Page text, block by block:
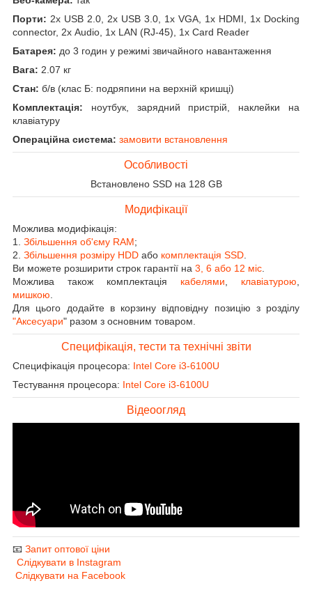
Порти: 2x USB 2.0, 2x USB 3.0, 1x VGA, 1x HDMI, 1x Docking
connector, 2x Audio, 1x LAN (RJ-45), 1x Card Reader
Батарея: до 3 годин у режимі звичайного навантаження
Вага: 2.07 кг
Стан: б/в (клас Б: подряпини на верхній кришці)
Комплектація: ноутбук, зарядний пристрій, наклейки на
клавіатуру
Операційна система: замовити встановлення
Особливості
Встановлено SSD на 128 GB
Модифікації
Можлива модифікація:
1. Збільшення об'єму RAM;
2. Збільшення розміру HDD або комплектація SSD
Ви можете розширити строк гарантії на 3, 6 або 12 міс
Можлива також комплектація кабелями клавіатурою
мишкою
Для цього додайте в корзину відповідну позицію з розділу
"Аксесуари" разом з основним товаром.
Специфікація, тести та технічні звіти
Специфікація процесора: Intel Core i3-6100U
Тестування процесора: Intel Core i3-6100U
Відеоогляд
📧 Запит оптової ціни
Слідкувати в Instagram
Слідкувати на Facebook